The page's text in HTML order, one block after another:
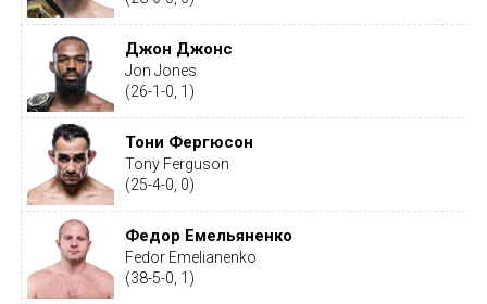
Джон Джонс
Jon Jones
(26-1-0, 1)
Тони Фергюсон
Tony Ferguson
(25-4-0, 0)
Федор Емельяненко
Fedor Emelianenko
(38-5-0, 1)